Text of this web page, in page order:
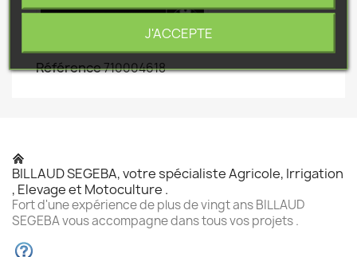
Référence710004618
BILLAUD SEGEBA, votre spécialiste Agricole, Irrigation
, Elevage et Motoculture .
Fort d'une expérience de plus de vingt ans BILLAUD
SEGEBA vous accompagne dans tous vos projets .
J'ACCEPTE